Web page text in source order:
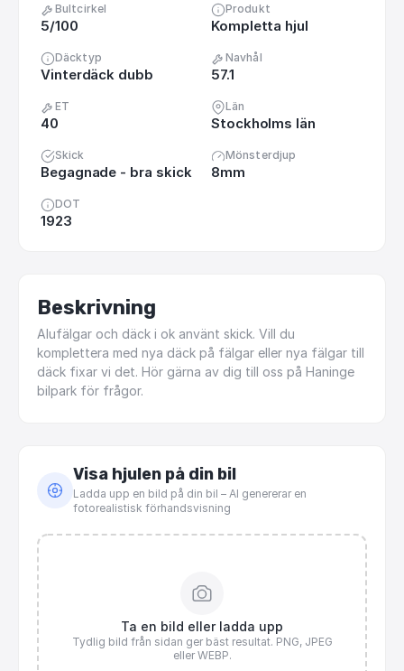
Bultcirkel
5/100
Produkt
Kompletta hjul
Däcktyp
Vinterdäck dubb
Navhål
57.1
ET
40
Län
Stockholms län
Skick
Begagnade - bra skick
Mönsterdjup
8mm
DOT
1923
Beskrivning
Alufälgar och däck i ok använt skick. Vill du
komplettera med nya däck på fälgar eller nya fälgar till
däck fixar vi det. Hör gärna av dig till oss på Haninge
bilpark för frågor.
Visa hjulen på din bil
Ladda upp en bild på din bil – AI genererar en
fotorealistisk förhandsvisning
Ta en bild eller ladda upp
Tydlig bild från sidan ger bäst resultat. PNG, JPEG
eller WEBP.